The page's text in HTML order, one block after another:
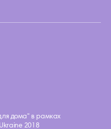
дома" в рамках
2018